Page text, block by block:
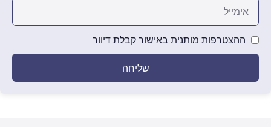
ההצטרפות מותנית באישור קבלת דיוור
שליחה